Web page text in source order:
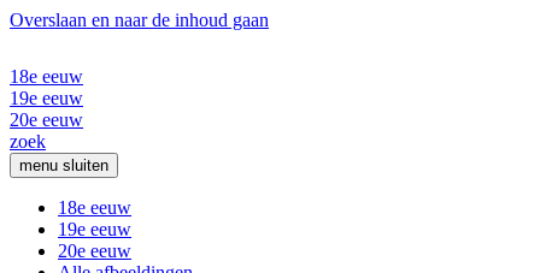
Overslaan en naar de inhoud gaan
18e eeuw
19e eeuw
20e eeuw
zoek
menu sluiten
18e eeuw
19e eeuw
20e eeuw